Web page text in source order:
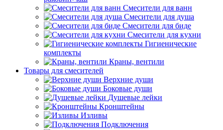
Смесители для ванн
Смесители для душа
Смесители для биде
Смесители для кухни
Гигиенические
комплекты
Краны, вентили
Товары для смесителей
Верхние души
Боковые души
Душевые лейки
Кронштейны
Изливы
Подключения